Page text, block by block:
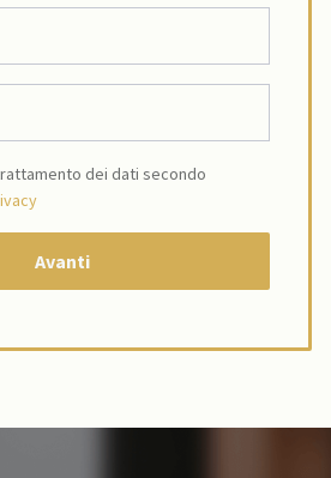
dei dati secondo